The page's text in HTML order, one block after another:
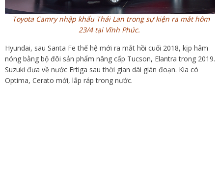
Toyota Camry nhập khẩu Thái Lan trong sự kiện ra mắt hôm
23/4 tại Vĩnh Phúc.
Hyundai, sau Santa Fe thế hệ mới ra mắt hồi cuối 2018, kịp hâm
nóng bằng bộ đôi sản phẩm nâng cấp Tucson, Elantra trong 2019.
Suzuki đưa về nước Ertiga sau thời gian dài gián đoạn. Kia có
Optima, Cerato mới, lắp ráp trong nước.